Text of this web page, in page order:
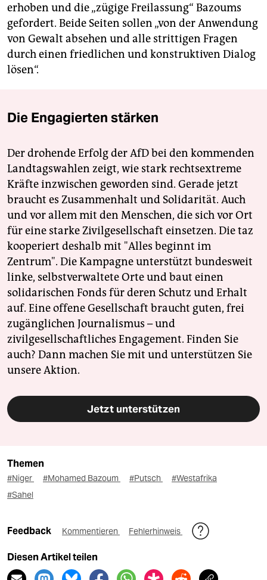
erhoben und die „zügige Freilassung“ Bazoums
gefordert. Beide Seiten sollen „von der Anwendung
von Gewalt absehen und alle strittigen Fragen
durch einen friedlichen und konstruktiven Dialog
lösen“.
Die Engagierten stärken
Der drohende Erfolg der AfD bei den kommenden
Landtagswahlen zeigt, wie stark rechtsextreme
Kräfte inzwischen geworden sind. Gerade jetzt
braucht es Zusammenhalt und Solidarität. Auch
und vor allem mit den Menschen, die sich vor Ort
für eine starke Zivilgesellschaft einsetzen. Die taz
kooperiert deshalb mit "Alles beginnt im
Zentrum". Die Kampagne unterstützt bundesweit
linke, selbstverwaltete Orte und baut einen
solidarischen Fonds für deren Schutz und Erhalt
auf. Eine offene Gesellschaft braucht guten, frei
zugänglichen Journalismus – und
zivilgesellschaftliches Engagement. Finden Sie
auch? Dann machen Sie mit und unterstützen Sie
unsere Aktion.
Jetzt unterstützen
Themen
#Niger #Mohamed Bazoum #Putsch
#Westafrika
#Sahel
Feedback Kommentieren Fehlerhinweis
Diesen Artikel teilen